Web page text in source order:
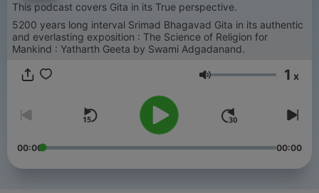
This podcast covers Gita in its True perspective.
5200 years long interval Srimad Bhagavad Gita in its authentic
and everlasting exposition : The Science of Religion for
Mankind : Yatharth Geeta by Swami Adgadanand.
Hangerő 1 x
00:00 00:00